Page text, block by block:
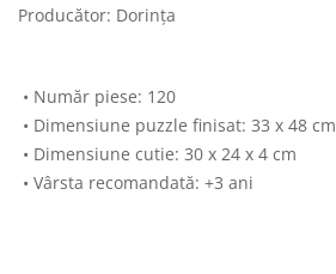
Producător: Dorința
• Număr piese: 120
• Dimensiune puzzle finisat: 33 x 48 cm
• Dimensiune cutie: 30 x 24 x 4 cm
• Vârsta recomandată: +3 ani